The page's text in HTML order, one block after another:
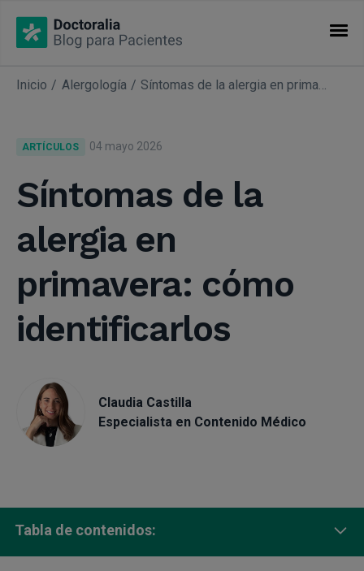
CATEGORÍAS
Especialidades
Inicio Alergología Síntomas de la alergia en primavera: cómo identificarlos
ARTÍCULOS 04 mayo 2026
Síntomas de la
alergia en
primavera: cómo
identificarlos
Claudia Castilla
Especialista en Contenido Médico
Tabla de contenidos: